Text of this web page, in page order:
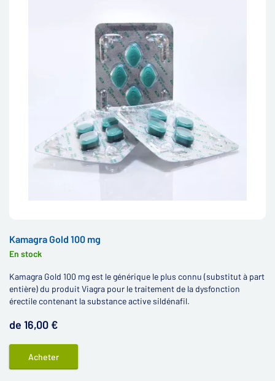
Kamagra Gold 100 mg
En stock
Kamagra Gold 100 mg est le générique le plus connu (substitut à part
entière) du produit Viagra pour le traitement de la dysfonction
érectile contenant la substance active sildénafil.
de 16,00 €
Acheter